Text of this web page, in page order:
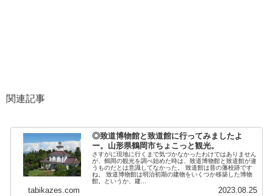
関連記事
◎致道博物館と致道館に行ってみましたよ
ー。山形県鶴岡市ちょこっと観光。
さすがに現地に行くまで気づかなかったわけではありません
が、鶴岡の観光を調べ始めた時は、致道博物館と致道館が違
うものだとは意識してなかった。 致道館は昔の藩校跡です
ね。 致道博物館は明治初期の建物をいくつか移築した博物
館。というか、建...
tabikazes.com 2023.08.25